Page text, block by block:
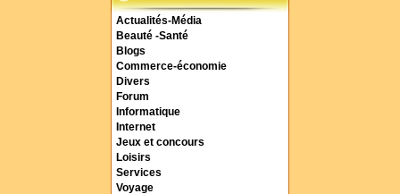
Actualités-Média
Beauté -Santé
Blogs
Commerce-économie
Divers
Forum
Informatique
Internet
Jeux et concours
Loisirs
Services
Voyage